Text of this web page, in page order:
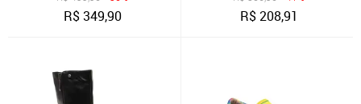
R$349,90 R$208,91